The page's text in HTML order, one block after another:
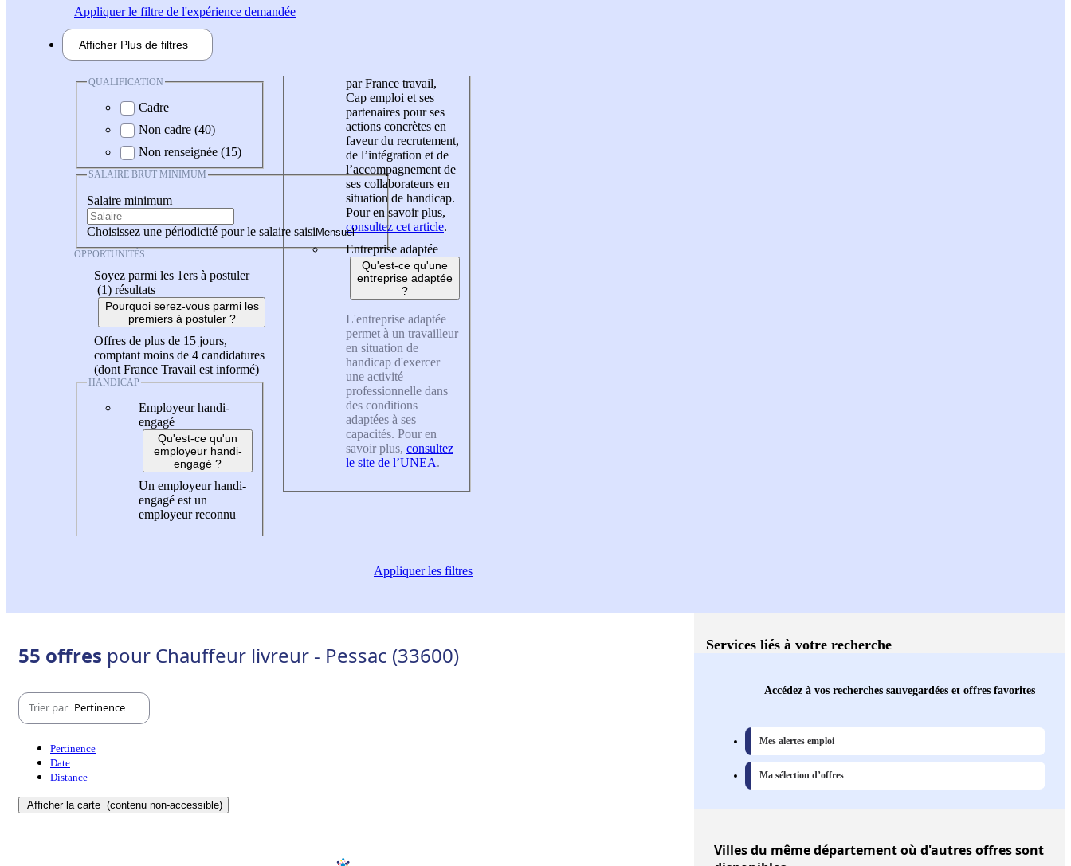
Appliquerle filtre de l'expérience demandée
Afficher Plus de filtres
QUALIFICATION
Cadre
Non cadre (40)
Non renseignée (15)
SALAIRE BRUT MINIMUM
Salaire minimum
Choisissez une périodicité pour le salaire saisi
OPPORTUNITÉS
Soyez parmi les 1ers à postuler
(1) résultats
Pourquoi serez-vous parmi les
premiers à postuler ?
Offres de plus de 15 jours,
comptant moins de 4 candidatures
(dont France Travail est informé)
HANDICAP
Employeur handi-
engagé
Qu'est-ce qu'un
employeur handi-
engagé ?
Un employeur handi-
engagé est un
employeur reconnu
par France travail,
Cap emploi et ses
partenaires pour ses
actions concrètes en
faveur du recrutement,
de l’intégration et de
l’accompagnement de
ses collaborateurs en
situation de handicap.
Pour en savoir plus,
consultez cet article.
Entreprise adaptée
Qu'est-ce qu'une
entreprise adaptée
?
L'entreprise adaptée
permet à un travailleur
en situation de
handicap d'exercer
une activité
professionnelle dans
des conditions
adaptées à ses
capacités. Pour en
savoir plus, consultez
le site de l’UNEA.
Appliquerles filtres
55 offres pour Chauffeur livreur - Pessac (33600)
Trier par Pertinence
Pertinence
Date
Distance
Afficher la carte (contenu non-accessible)
Services liés à votre recherche
Accédez à vos recherches sauvegardées et offres favorites
Mes alertes emploi
Ma sélection d’offres
Villesdu même département où d'autres offres sont